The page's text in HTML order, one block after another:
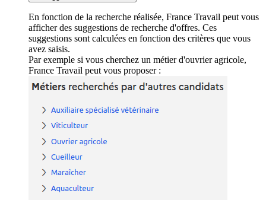
En fonction de la recherche réalisée, France Travail peut vous
afficher des suggestions de recherche d'offres. Ces
suggestions sont calculées en fonction des critères que vous
avez saisis.
Par exemple si vous cherchez un métier d'ouvrier agricole,
France Travail peut vous proposer :